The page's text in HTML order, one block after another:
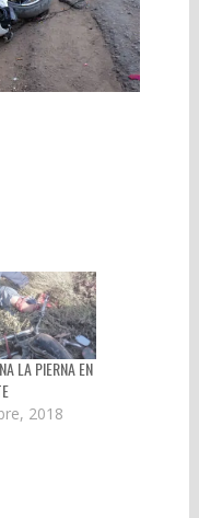
LA PIERNA EN
2018